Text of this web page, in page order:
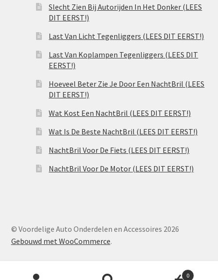
Slecht Zien Bij Autorijden In Het Donker (LEES
DIT EERST!)
Last Van Licht Tegenliggers (LEES DIT EERST!)
Last Van Koplampen Tegenliggers (LEES DIT
EERST!)
Hoeveel Beter Zie Je Door Een NachtBril (LEES
DIT EERST!)
Wat Kost Een NachtBril (LEES DIT EERST!)
Wat Is De Beste NachtBril (LEES DIT EERST!)
NachtBril Voor De Fiets (LEES DIT EERST!)
NachtBril Voor De Motor (LEES DIT EERST!)
© Voordelige Auto Onderdelen en Accessoires 2026
Gebouwd met WooCommerce.
Producten 0